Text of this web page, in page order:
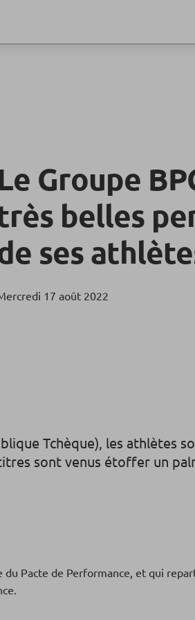
Groupe
belles
ses
17 août 2022
Tchèque), les athlètes
sont venus étoffer un
du Pacte de Performance, et qui